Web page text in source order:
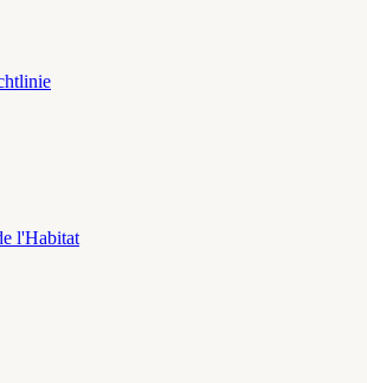
l'Habitat